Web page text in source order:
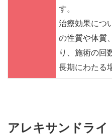
す。
治療効果につ
の性質や体質
り、施術の回
長期にわたる
アレキサンドライ